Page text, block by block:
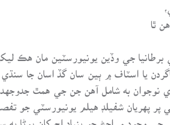
ٿا
برطانيا جي وڏين يونيورسٽين مان هڪ
يا اسٽاف ۾ ٻين سان گڏ اسان جا
نوجوان به شامل آهن جن جي همٿ
پر پهريان شفيلڊ هيلم يونيورسٽي جو
جي وجود ۾ اچڻ جو بنياد اڄ کان